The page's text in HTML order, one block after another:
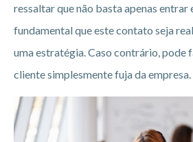
ressaltar que não basta apenas entrar
fundamental que este contato seja
uma estratégia. Caso contrário, pode
cliente simplesmente fuja da empresa.